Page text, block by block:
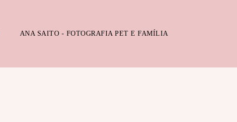
ANA SAITO - FOTOGRAFIA PET E FAMÍLIA